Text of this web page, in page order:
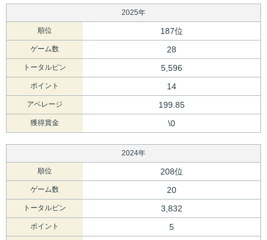
2025年
順位 187位
ゲーム数 28
トータルピン 5,596
ポイント 14
アベレージ 199.85
獲得賞金 \0
2024年
順位 208位
ゲーム数 20
トータルピン 3,832
ポイント 5